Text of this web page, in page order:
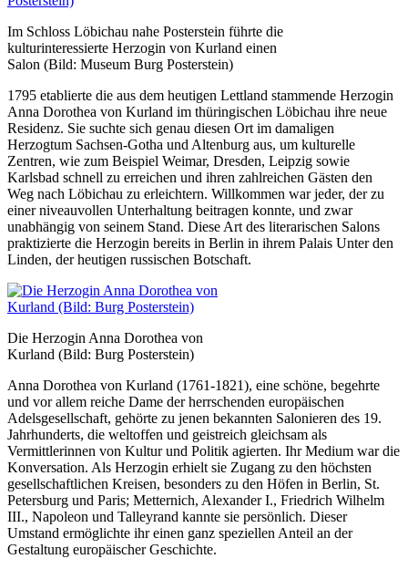
Im Schloss Löbichau nahe Posterstein führte die
kulturinteressierte Herzogin von Kurland einen
Salon (Bild: Museum Burg Posterstein)
1795 etablierte die aus dem heutigen Lettland stammende Herzogin
Anna Dorothea von Kurland im thüringischen Löbichau ihre neue
Residenz. Sie suchte sich genau diesen Ort im damaligen
Herzogtum Sachsen-Gotha und Altenburg aus, um kulturelle
Zentren, wie zum Beispiel Weimar, Dresden, Leipzig sowie
Karlsbad schnell zu erreichen und ihren zahlreichen Gästen den
Weg nach Löbichau zu erleichtern. Willkommen war jeder, der zu
einer niveauvollen Unterhaltung beitragen konnte, und zwar
unabhängig von seinem Stand. Diese Art des literarischen Salons
praktizierte die Herzogin bereits in Berlin in ihrem Palais Unter den
Linden, der heutigen russischen Botschaft.
Die Herzogin Anna Dorothea von
Kurland (Bild: Burg Posterstein)
Anna Dorothea von Kurland (1761-1821), eine schöne, begehrte
und vor allem reiche Dame der herrschenden europäischen
Adelsgesellschaft, gehörte zu jenen bekannten Salonieren des 19.
Jahrhunderts, die weltoffen und geistreich gleichsam als
Vermittlerinnen von Kultur und Politik agierten. Ihr Medium war die
Konversation. Als Herzogin erhielt sie Zugang zu den höchsten
gesellschaftlichen Kreisen, besonders zu den Höfen in Berlin, St.
Petersburg und Paris; Metternich, Alexander I., Friedrich Wilhelm
III., Napoleon und Talleyrand kannte sie persönlich. Dieser
Umstand ermöglichte ihr einen ganz speziellen Anteil an der
Gestaltung europäischer Geschichte.